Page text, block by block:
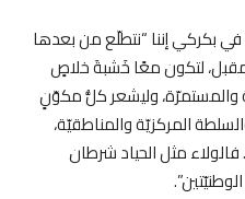
بكركي إننا “نتطلّع من بعدها
لتكون معًا خَشبةَ خلاصٍ
والمستمرّة، وليشعر كلُّ مكوّنٍ
المركزيّة والمناطقيّة،
فالولاء مثل الحياد شرطان